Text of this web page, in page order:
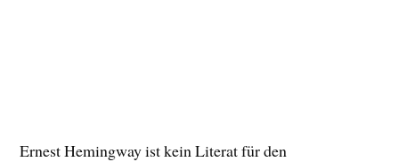
Ernest Hemingway ist kein Literat für den